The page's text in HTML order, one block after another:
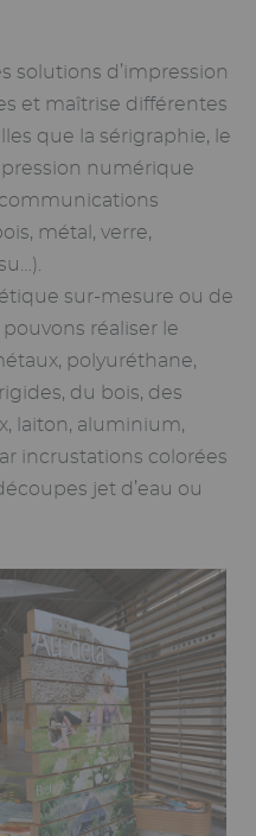
solutions d’impression
et maîtrise différentes
que la sérigraphie, le
numérique
métal, verre,
sur-mesure ou de
réaliser le
polyuréthane,
du bois, des
laiton, aluminium,
incrustations colorées
jet d’eau ou